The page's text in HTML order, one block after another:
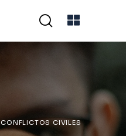
CONFLICTOS CIVILES